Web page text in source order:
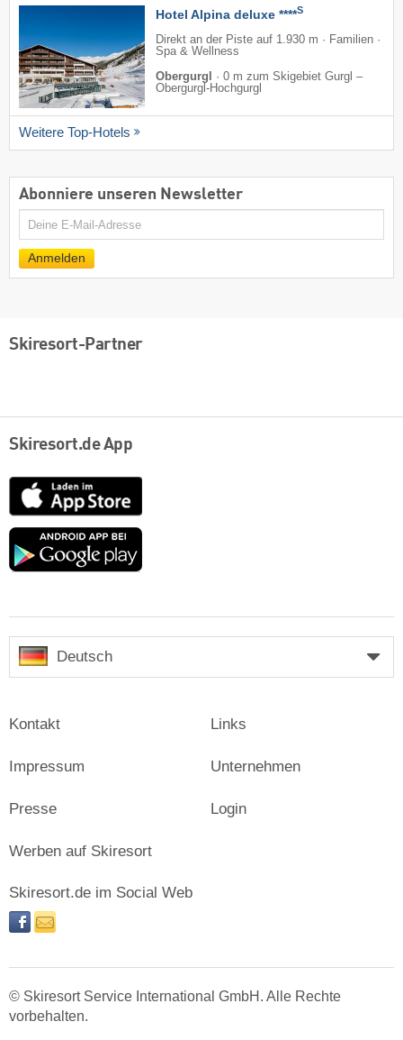
Hotel Alpina deluxe ****S
Direkt an der Piste auf 1.930 m · Familien ·
Spa & Wellness
Obergurgl
· 0 m zum Skigebiet Gurgl –
Obergurgl-Hochgurgl
Weitere Top-Hotels
Abonniere unseren Newsletter
E-
Anmelden
Skiresort-Partner
Skiresort.de App
App
Store
Google
Deutsch
Kontakt
Impressum
Presse
Links
Unternehmen
Login
Werben auf Skiresort
Skiresort.de im Social Web
facebooknewsletter
© Skiresort Service International GmbH. Alle Rechte
vorbehalten.